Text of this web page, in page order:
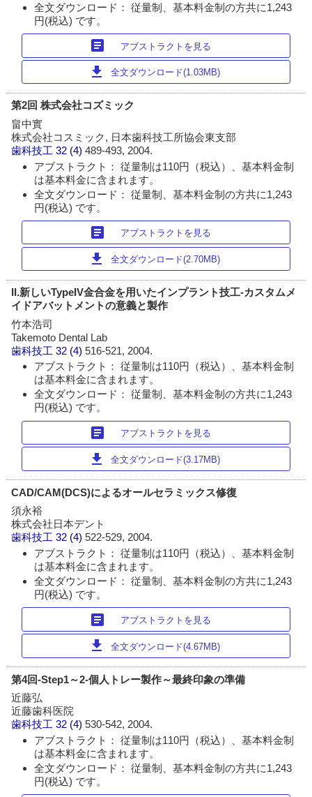
全文ダウンロード： 従量制、基本料金制の方共に1,243
円(税込) です。
article アブストラクトを見る
download 全文ダウンロード(1.03MB)
第2回 株式会社コズミック
畠中實
株式会社コスミック, 日本歯科技工所協会東支部
歯科技工 32 (4)489-493, 2004.
アブストラクト： 従量制は110円（税込）、基本料金制
は基本料金に含まれます。
全文ダウンロード： 従量制、基本料金制の方共に1,243
円(税込) です。
article アブストラクトを見る
download 全文ダウンロード(2.70MB)
II.新しいTypeIV金合金を用いたインプラント技工-カスタムメ
イドアバットメントの意義と製作
竹本浩司
Takemoto Dental Lab
歯科技工 32 (4)516-521, 2004.
アブストラクト： 従量制は110円（税込）、基本料金制
は基本料金に含まれます。
全文ダウンロード： 従量制、基本料金制の方共に1,243
円(税込) です。
article アブストラクトを見る
download 全文ダウンロード(3.17MB)
CAD/CAM(DCS)によるオールセラミックス修復
須永裕
株式会社日本デント
歯科技工 32 (4)522-529, 2004.
アブストラクト： 従量制は110円（税込）、基本料金制
は基本料金に含まれます。
全文ダウンロード： 従量制、基本料金制の方共に1,243
円(税込) です。
article アブストラクトを見る
download 全文ダウンロード(4.67MB)
第4回-Step1～2-個人トレー製作～最終印象の準備
近藤弘
近藤歯科医院
歯科技工 32 (4)530-542, 2004.
アブストラクト： 従量制は110円（税込）、基本料金制
は基本料金に含まれます。
全文ダウンロード： 従量制、基本料金制の方共に1,243
円(税込) です。